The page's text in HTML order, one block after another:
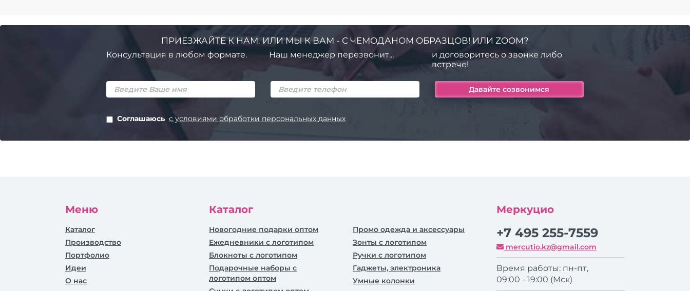
ПРИЕЗЖАЙТЕ К НАМ. ИЛИ МЫ К ВАМ - С ЧЕМОДАНОМ ОБРАЗЦОВ! ИЛИ ZOOM?
Консультация в любом формате. Наш менеджер перезвонит...
и договоритесь о звонке либо
встрече!
Соглашаюсь с условиями обработки персональных данных
Меню
Каталог
Производство
Портфолио
Идеи
О нас
Каталог
Новогодние подарки оптом
Ежедневники c логотипом
Блокноты с логотипом
Подарочные наборы с
логотипом оптом
Промо одежда и аксессуары
Зонты с логотипом
Ручки с логотипом
Гаджеты, электроника
Умные колонки
Меркуцио
+7 495 255-7559
mercutio.kz@gmail.com
Время работы: пн-пт,
09:00 - 19:00 (Мск)